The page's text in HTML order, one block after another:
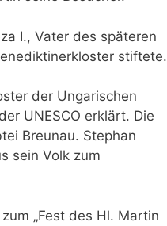
I., Vater des späteren
stiftete.
der Ungarischen
UNESCO erklärt. Die
Breunau. Stephan
sein Volk zum
„Fest des Hl. Martin